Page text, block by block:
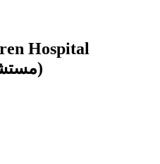
Hospital
(مستشفى الولادة والاطفال)